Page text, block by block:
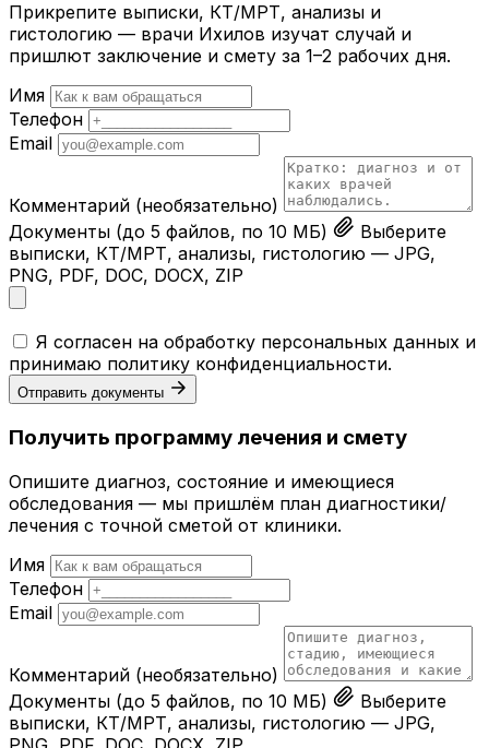
Прикрепите выписки, КТ/МРТ, анализы и
гистологию — врачи Ихилов изучат случай и
пришлют заключение и смету за 1–2 рабочих дня.
Имя
Телефон
Email
Комментарий (необязательно)
Документы (до 5 файлов, по 10 МБ)
Выберите
выписки, КТ/МРТ, анализы, гистологию — JPG,
PNG, PDF, DOC, DOCX, ZIP
Я согласен на обработку персональных данных и
принимаю политику конфиденциальности.
Отправить документы
Получить программу лечения и смету
Опишите диагноз, состояние и имеющиеся
обследования — мы пришлём план диагностики/
лечения с точной сметой от клиники.
Имя
Телефон
Email
Комментарий (необязательно)
Документы (до 5 файлов, по 10 МБ)
Выберите
выписки, КТ/МРТ, анализы, гистологию — JPG,